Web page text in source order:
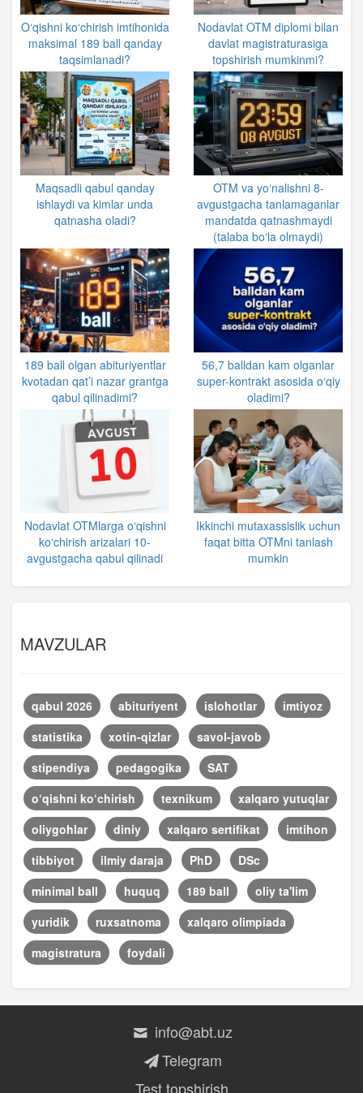
O‘qishni ko‘chirish imtihonida
maksimal 189 ball qanday
taqsimlanadi?
Nodavlat OTM diplomi bilan
davlat magistraturasiga
topshirish mumkinmi?
Maqsadli qabul qanday
ishlaydi va kimlar unda
qatnasha oladi?
OTM va yo‘nalishni 8-
avgustgacha tanlamaganlar
mandatda qatnashmaydi
(talaba bo‘la olmaydi)
189 ball olgan abituriyentlar
kvotadan qat’i nazar grantga
qabul qilinadimi?
56,7 balldan kam olganlar
super-kontrakt asosida o‘qiy
oladimi?
Nodavlat OTMlarga o‘qishni
ko‘chirish arizalari 10-
avgustgacha qabul qilinadi
Ikkinchi mutaxassislik uchun
faqat bitta OTMni tanlash
mumkin
MAVZULAR
qabul 2026 abituriyent islohotlar
imtiyoz
statistika
xotin-qizlar
savol-javob
stipendiya
pedagogika
SAT
o‘qishni ko‘chirish
texnikum
xalqaro yutuqlar
oliygohlar
diniy xalqaro sertifikat
imtihon
tibbiyot
ilmiy daraja PhD
DSc
minimal ball
huquq 189 ball
oliy ta'lim
yuridik
ruxsatnoma
xalqaro olimpiada
magistratura
foydali
info@abt.uz
Telegram
Test topshirish